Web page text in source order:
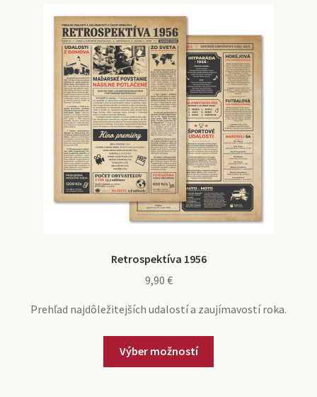
Retrospektíva 1956
9,90 €
Prehľad najdôležitejších udalostí a zaujímavostí roka.
Výber možností